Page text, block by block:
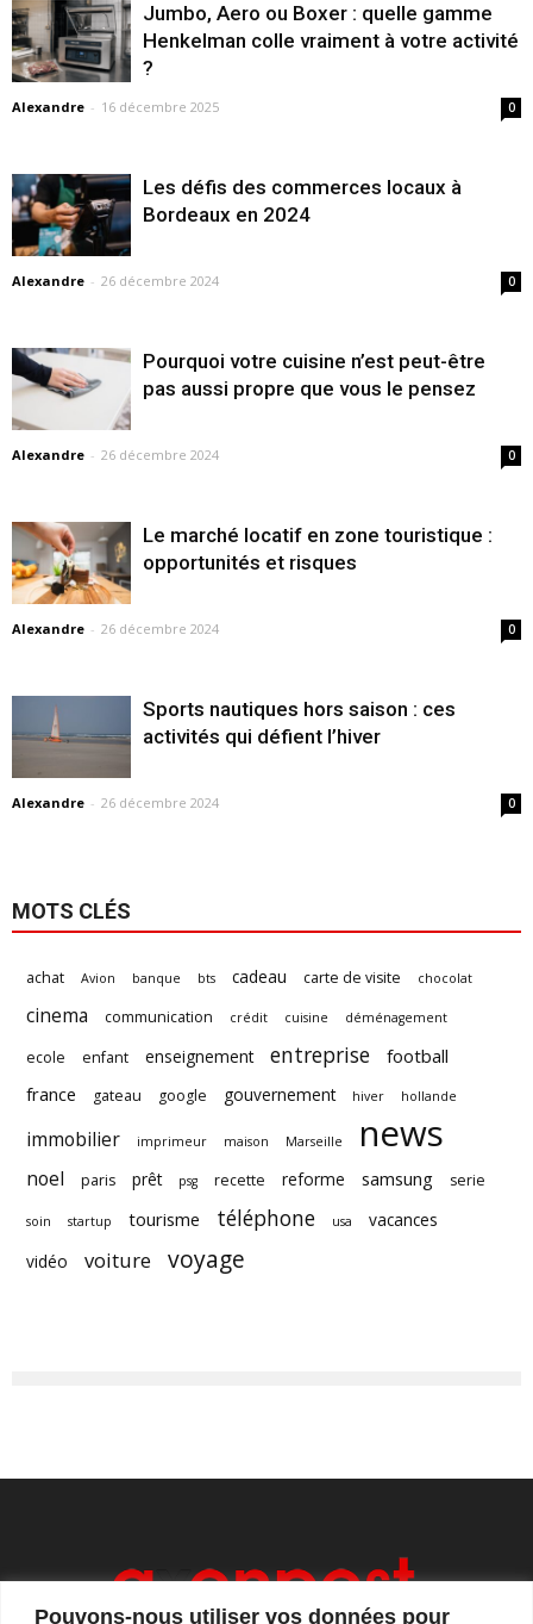
Pouvons-nous utiliser vos données pour
Jumbo, Aero ou Boxer : quelle gamme
Henkelman colle vraiment à votre activité
?
Alexandre - 16 décembre 2025 0
Les défis des commerces locaux à
Bordeaux en 2024
Alexandre - 26 décembre 2024 0
Pourquoi votre cuisine n’est peut-être
pas aussi propre que vous le pensez
Alexandre - 26 décembre 2024 0
Le marché locatif en zone touristique :
opportunités et risques
Alexandre - 26 décembre 2024 0
Sports nautiques hors saison : ces
activités qui défient l’hiver
Alexandre - 26 décembre 2024 0
MOTS CLÉS
achat Avion banque bts cadeau carte de visite chocolat
cinema communication crédit cuisine déménagement
ecole enfant enseignement entreprise
football
france
gateau google gouvernement hiver hollande
immobilier imprimeur maison Marseille news
noel paris prêt psg recette reforme samsung serie
soin startup tourisme téléphone usa
vacances
vidéo
voiture voyage